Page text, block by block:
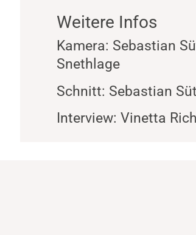
Weitere Infos
Kamera: Sebastian
Snethlage
Schnitt: Sebastian
Interview: Vinetta